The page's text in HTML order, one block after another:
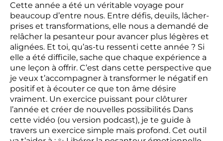
Cette année a été un véritable voyage pour
beaucoup d’entre nous. Entre défis, deuils, lâcher-
prises et transformations, elle nous a demandé de
relâcher la pesanteur pour avancer plus légères et
alignées. Et toi, qu’as-tu ressenti cette année ? Si
elle a été difficile, sache que chaque expérience a
une leçon à offrir. C’est dans cette perspective que
je veux t’accompagner à transformer le négatif en
positif et à écouter ce que ton âme désire
vraiment. Un exercice puissant pour clôturer
l’année et créer de nouvelles possibilités Dans
cette vidéo (ou version podcast), je te guide à
travers un exercice simple mais profond. Cet outil